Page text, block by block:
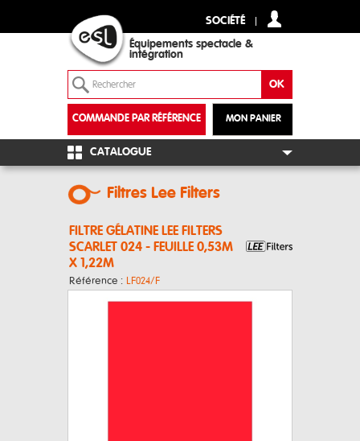
SOCIÉTÉ
Équipements spectacle &
intégration
MON PANIER
COMMANDE PAR RÉFÉRENCE
+
CATALOGUE
Filtres Lee Filters
FILTRE GÉLATINE LEE FILTERS
SCARLET 024 - FEUILLE 0,53M
X 1,22M
Référence : LF024/F